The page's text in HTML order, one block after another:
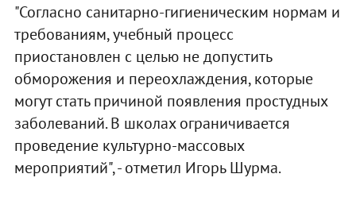
"Согласно санитарно-гигиеническим нормам и
требованиям, учебный процесс
приостановлен с целью не допустить
обморожения и переохлаждения, которые
могут стать причиной появления простудных
заболеваний. В школах ограничивается
проведение культурно-массовых
мероприятий", - отметил Игорь Шурма.